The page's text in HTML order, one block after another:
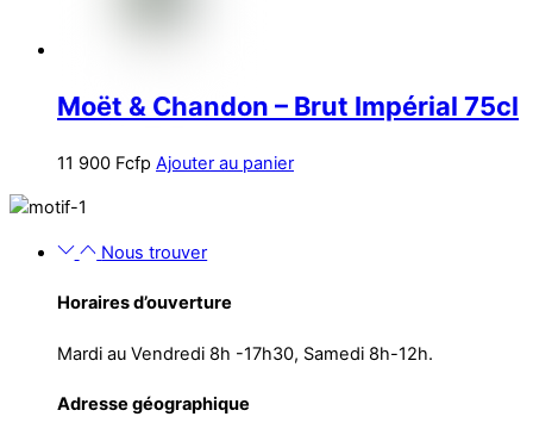
Moët & Chandon – Brut Impérial 75cl
11 900 Fcfp Ajouter au panier
Nous trouver
Horaires d’ouverture
Mardi au Vendredi 8h -17h30, Samedi 8h-12h.
Adresse géographique